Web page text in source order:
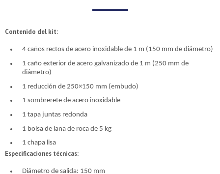
Contenido del kit:
4 caños rectos de acero inoxidable de 1 m (150 mm de diámetro)
1 caño exterior de acero galvanizado de 1 m (250 mm de
diámetro)
1 reducción de 250×150 mm (embudo)
1 sombrerete de acero inoxidable
1 tapa juntas redonda
1 bolsa de lana de roca de 5 kg
1 chapa lisa
Especificaciones técnicas:
Diámetro de salida: 150 mm